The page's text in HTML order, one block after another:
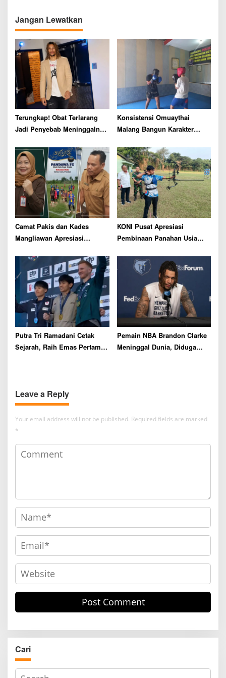
n
a
v
i
g
a
t
i
o
n
Jangan Lewatkan
Terungkap! Obat Terlarang
Jadi Penyebab Meninggalnya
Konsistensi Omuaythai
Malang Bangun Karakter
Muay Thai
Camat Pakis dan Kades
Mangliawan Apresiasi
KONI Pusat Apresiasi
Pembinaan Panahan Usia
Malang
Putra Tri Ramadani Cetak
Sejarah, Raih Emas Pertama
Pemain NBA Brandon Clarke
Meninggal Dunia, Diduga
Leave a Reply
Your email address will not be published. Required fields are marked
*
Cari
S